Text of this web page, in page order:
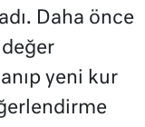
Daha önce
yeni kur